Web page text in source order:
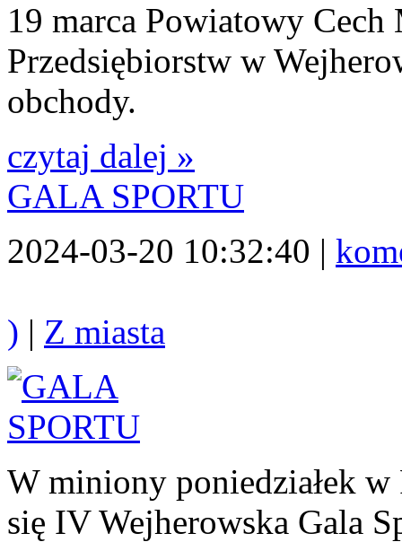
19 marca Powiatowy Cech
Przedsiębiorstw w
obchody.
czytaj dalej »
GALA SPORTU
2024-03-20 10:32:40 |
) | Z miasta
W miniony poniedziałek
się IV Wejherowska Gala